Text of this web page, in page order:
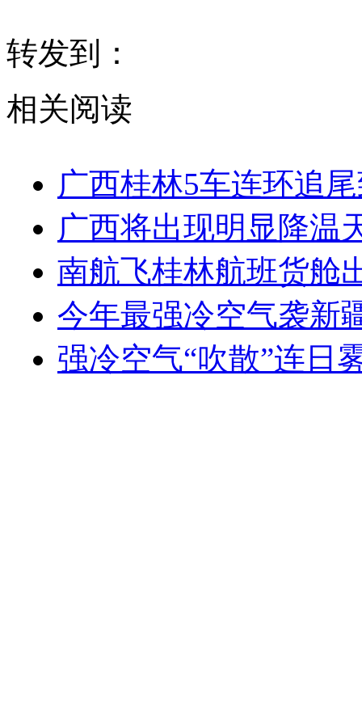
转发到：
相关阅读
广西桂林5车连环追
广西将出现明显降温
南航飞桂林航班货舱
今年最强冷空气袭新
强冷空气“吹散”连日